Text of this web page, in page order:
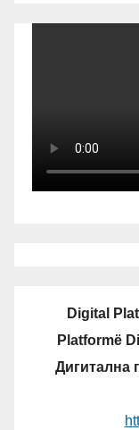
Digital
Platformë
Дигитална